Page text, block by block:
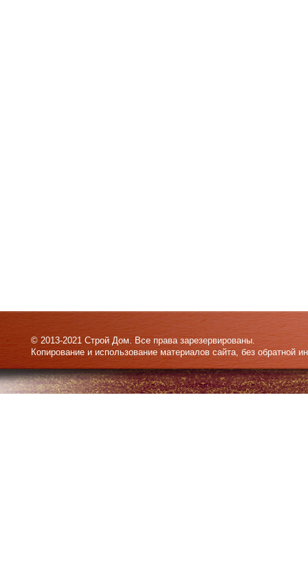
© 2013-2021 Строй Дом. Все права зарезервированы.
Копирование и использование материалов сайта, без обратной